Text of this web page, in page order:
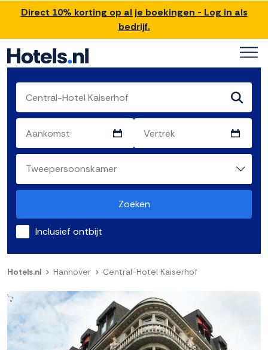
Direct 10% korting op al je boekingen - Log in als
bedrijf.
Zoeken
Inclusief ontbijt
Hotels.nl Hannover Central-Hotel Kaiserhof